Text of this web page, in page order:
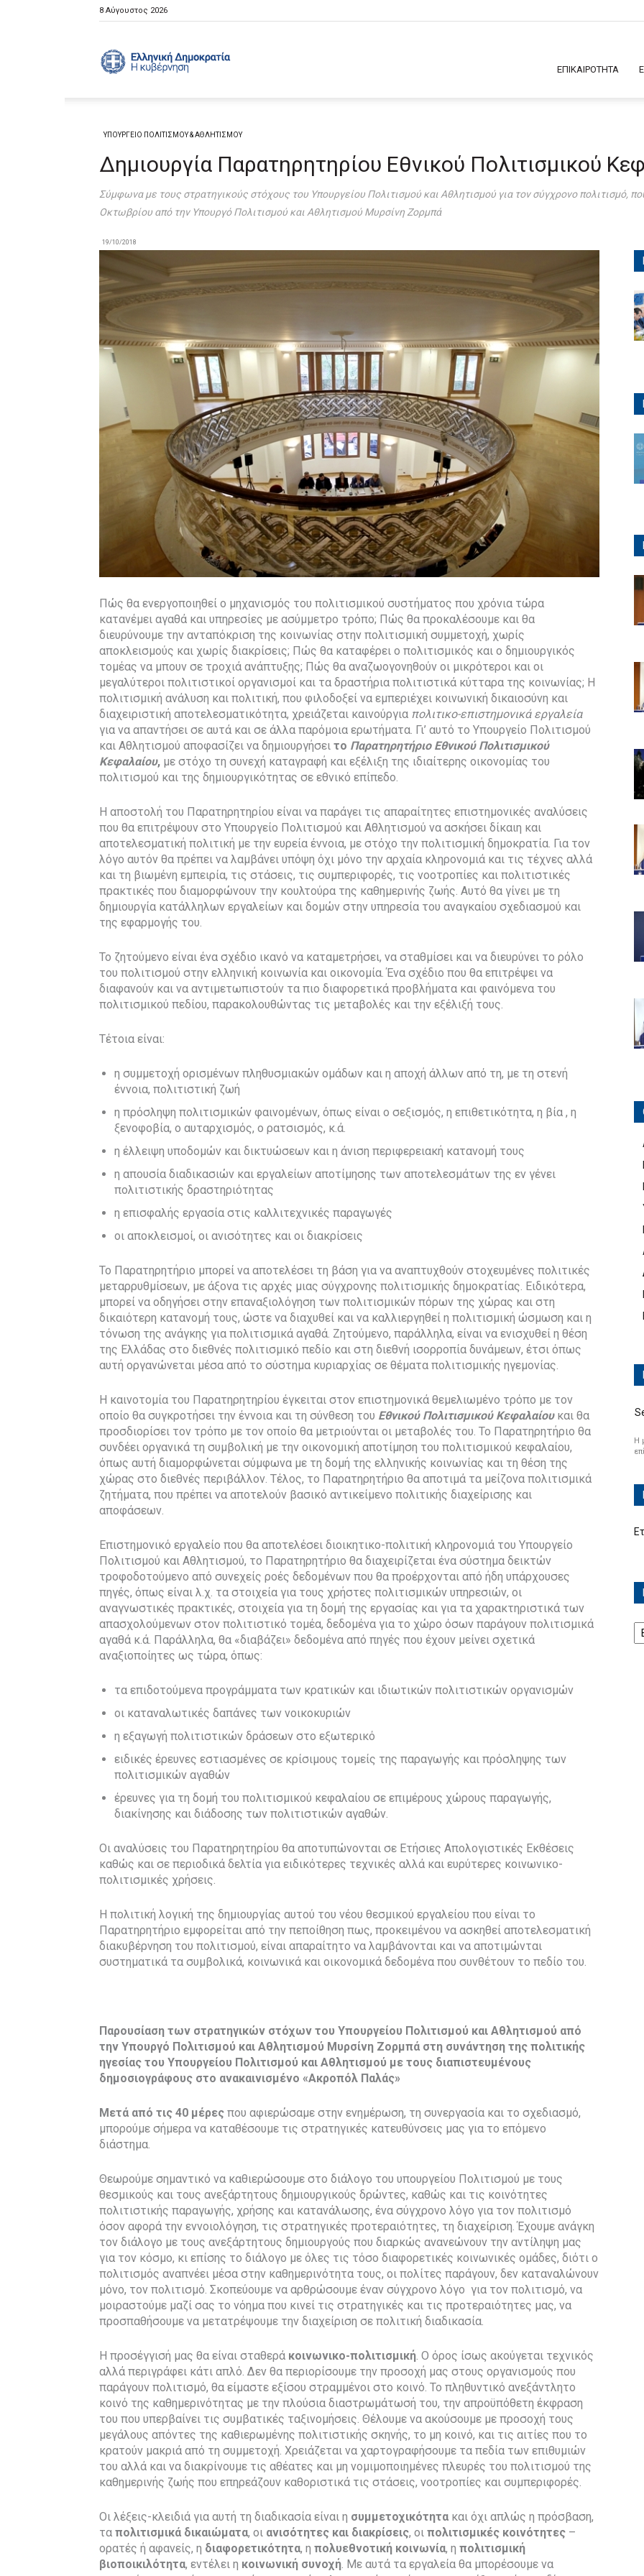
8 Αύγουστος 2026
Κυβέρνηση
ΕΠΙΚΑΙΡΟΤΗΤΑ
ΥΠΟΥΡΓΕΙΟ ΠΟΛΙΤΙΣΜΟΥ & ΑΘΛΗΤΙΣΜΟΥ
Δημιουργία Παρατηρητηρίου Εθνικού Πολιτισμικού
Σύμφωνα με τους στρατηγικούς στόχους του Υπουργείου Πολιτισμού και Αθλητισμού για τον σύγχρονο πολιτισμό,
Οκτωβρίου από την Υπουργό Πολιτισμού και Αθλητισμού Μυρσίνη Ζορμπά
19/10/2018
Πώς θα ενεργοποιηθεί ο μηχανισμός του πολιτισμικού συστήματος που χρόνια τώρα
κατανέμει αγαθά και υπηρεσίες με ασύμμετρο τρόπο; Πώς θα προκαλέσουμε και θα
διευρύνουμε την ανταπόκριση της κοινωνίας στην πολιτισμική συμμετοχή, χωρίς
αποκλεισμούς και χωρίς διακρίσεις; Πώς θα καταφέρει ο πολιτισμικός και ο δημιουργικός
τομέας να μπουν σε τροχιά ανάπτυξης; Πώς θα αναζωογονηθούν οι μικρότεροι και οι
μεγαλύτεροι πολιτιστικοί οργανισμοί και τα δραστήρια πολιτιστικά κύτταρα της κοινωνίας; Η
πολιτισμική ανάλυση και πολιτική, που φιλοδοξεί να εμπεριέχει κοινωνική δικαιοσύνη και
διαχειριστική αποτελεσματικότητα, χρειάζεται καινούργια πολιτικο-επιστημονικά εργαλεία
για να απαντήσει σε αυτά και σε άλλα παρόμοια ερωτήματα. Γι’ αυτό το Υπουργείο Πολιτισμού
και Αθλητισμού αποφασίζει να δημιουργήσει το Παρατηρητήριο Εθνικού Πολιτισμικού
Κεφαλαίου, με στόχο τη συνεχή καταγραφή και εξέλιξη της ιδιαίτερης οικονομίας του
πολιτισμού και της δημιουργικότητας σε εθνικό επίπεδο.
Η αποστολή του Παρατηρητηρίου είναι να παράγει τις απαραίτητες επιστημονικές αναλύσεις
που θα επιτρέψουν στο Υπουργείο Πολιτισμού και Αθλητισμού να ασκήσει δίκαιη και
αποτελεσματική πολιτική με την ευρεία έννοια, με στόχο την πολιτισμική δημοκρατία. Για τον
λόγο αυτόν θα πρέπει να λαμβάνει υπόψη όχι μόνο την αρχαία κληρονομιά και τις τέχνες αλλά
και τη βιωμένη εμπειρία, τις στάσεις, τις συμπεριφορές, τις νοοτροπίες και πολιτιστικές
πρακτικές που διαμορφώνουν την κουλτούρα της καθημερινής ζωής. Αυτό θα γίνει με τη
δημιουργία κατάλληλων εργαλείων και δομών στην υπηρεσία του αναγκαίου σχεδιασμού και
της εφαρμογής του.
Το ζητούμενο είναι ένα σχέδιο ικανό να καταμετρήσει, να σταθμίσει και να διευρύνει το ρόλο
του πολιτισμού στην ελληνική κοινωνία και οικονομία. Ένα σχέδιο που θα επιτρέψει να
διαφανούν και να αντιμετωπιστούν τα πιο διαφορετικά προβλήματα και φαινόμενα του
πολιτισμικού πεδίου, παρακολουθώντας τις μεταβολές και την εξέλιξή τους.
Τέτοια είναι:
η συμμετοχή ορισμένων πληθυσμιακών ομάδων και η αποχή άλλων από τη, με τη στενή
έννοια, πολιτιστική ζωή
η πρόσληψη πολιτισμικών φαινομένων, όπως είναι ο σεξισμός, η επιθετικότητα, η βία , η
ξενοφοβία, ο αυταρχισμός, ο ρατσισμός, κ.ά.
η έλλειψη υποδομών και δικτυώσεων και η άνιση περιφερειακή κατανομή τους
η απουσία διαδικασιών και εργαλείων αποτίμησης των αποτελεσμάτων της εν γένει
πολιτιστικής δραστηριότητας
η επισφαλής εργασία στις καλλιτεχνικές παραγωγές
οι αποκλεισμοί, οι ανισότητες και οι διακρίσεις
Το Παρατηρητήριο μπορεί να αποτελέσει τη βάση για να αναπτυχθούν στοχευμένες πολιτικές
μεταρρυθμίσεων, με άξονα τις αρχές μιας σύγχρονης πολιτισμικής δημοκρατίας. Ειδικότερα,
μπορεί να οδηγήσει στην επαναξιολόγηση των πολιτισμικών πόρων της χώρας και στη
δικαιότερη κατανομή τους, ώστε να διαχυθεί και να καλλιεργηθεί η πολιτισμική ώσμωση και η
τόνωση της ανάγκης για πολιτισμικά αγαθά. Ζητούμενο, παράλληλα, είναι να ενισχυθεί η θέση
της Ελλάδας στο διεθνές πολιτισμικό πεδίο και στη διεθνή ισορροπία δυνάμεων, έτσι όπως
αυτή οργανώνεται μέσα από το σύστημα κυριαρχίας σε θέματα πολιτισμικής ηγεμονίας.
Η καινοτομία του Παρατηρητηρίου έγκειται στον επιστημονικά θεμελιωμένο τρόπο με τον
οποίο θα συγκροτήσει την έννοια και τη σύνθεση του Εθνικού Πολιτισμικού Κεφαλαίουκαι θα
προσδιορίσει τον τρόπο με τον οποίο θα μετριούνται οι μεταβολές του. Το Παρατηρητήριο θα
συνδέει οργανικά τη συμβολική με την οικονομική αποτίμηση του πολιτισμικού κεφαλαίου,
όπως αυτή διαμορφώνεται σύμφωνα με τη δομή της ελληνικής κοινωνίας και τη θέση της
χώρας στο διεθνές περιβάλλον. Τέλος, το Παρατηρητήριο θα αποτιμά τα μείζονα πολιτισμικά
ζητήματα, που πρέπει να αποτελούν βασικό αντικείμενο πολιτικής διαχείρισης και
αποφάσεων.
Επιστημονικό εργαλείο που θα αποτελέσει διοικητικο-πολιτική κληρονομιά του Υπουργείο
Πολιτισμού και Αθλητισμού, το Παρατηρητήριο θα διαχειρίζεται ένα σύστημα δεικτών
τροφοδοτούμενο από συνεχείς ροές δεδομένων που θα προέρχονται από ήδη υπάρχουσες
πηγές, όπως είναι λ.χ. τα στοιχεία για τους χρήστες πολιτισμικών υπηρεσιών, οι
αναγνωστικές πρακτικές, στοιχεία για τη δομή της εργασίας και για τα χαρακτηριστικά των
απασχολούμενων στον πολιτιστικό τομέα, δεδομένα για το χώρο όσων παράγουν πολιτισμικά
αγαθά κ.ά. Παράλληλα, θα «διαβάζει» δεδομένα από πηγές που έχουν μείνει σχετικά
αναξιοποίητες ως τώρα, όπως:
τα επιδοτούμενα προγράμματα των κρατικών και ιδιωτικών πολιτιστικών οργανισμών
οι καταναλωτικές δαπάνες των νοικοκυριών
η εξαγωγή πολιτιστικών δράσεων στο εξωτερικό
ειδικές έρευνες εστιασμένες σε κρίσιμους τομείς της παραγωγής και πρόσληψης των
πολιτισμικών αγαθών
έρευνες για τη δομή του πολιτισμικού κεφαλαίου σε επιμέρους χώρους παραγωγής,
διακίνησης και διάδοσης των πολιτιστικών αγαθών.
Οι αναλύσεις του Παρατηρητηρίου θα αποτυπώνονται σε Ετήσιες Απολογιστικές Εκθέσεις
καθώς και σε περιοδικά δελτία για ειδικότερες τεχνικές αλλά και ευρύτερες κοινωνικο-
πολιτισμικές χρήσεις.
Η πολιτική λογική της δημιουργίας αυτού του νέου θεσμικού εργαλείου που είναι το
Παρατηρητήριο εμφορείται από την πεποίθηση πως, προκειμένου να ασκηθεί αποτελεσματική
διακυβέρνηση του πολιτισμού, είναι απαραίτητο να λαμβάνονται και να αποτιμώνται
συστηματικά τα συμβολικά, κοινωνικά και οικονομικά δεδομένα που συνθέτουν το πεδίο του.
Παρουσίαση των στρατηγικών στόχων του Υπουργείου Πολιτισμού και Αθλητισμού από
την Υπουργό Πολιτισμού και Αθλητισμού Μυρσίνη Ζορμπά στη συνάντηση της πολιτικής
ηγεσίας του Υπουργείου Πολιτισμού και Αθλητισμού με τους διαπιστευμένους
δημοσιογράφους στο ανακαινισμένο «Ακροπόλ Παλάς»
Μετά από τις 40 μέρες που αφιερώσαμε στην ενημέρωση, τη συνεργασία και το σχεδιασμό,
μπορούμε σήμερα να καταθέσουμε τις στρατηγικές κατευθύνσεις μας για το επόμενο
διάστημα.
Θεωρούμε σημαντικό να καθιερώσουμε στο διάλογο του υπουργείου Πολιτισμού με τους
θεσμικούς και τους ανεξάρτητους δημιουργικούς δρώντες, καθώς και τις κοινότητες
πολιτιστικής παραγωγής, χρήσης και κατανάλωσης, ένα σύγχρονο λόγο για τον πολιτισμό
όσον αφορά την εννοιολόγηση, τις στρατηγικές προτεραιότητες, τη διαχείριση. Έχουμε ανάγκη
τον διάλογο με τους ανεξάρτητους δημιουργούς που διαρκώς ανανεώνουν την αντίληψη μας
για τον κόσμο, κι επίσης το διάλογο με όλες τις τόσο διαφορετικές κοινωνικές ομάδες, διότι ο
πολιτισμός αναπνέει μέσα στην καθημερινότητα τους, οι πολίτες παράγουν, δεν καταναλώνουν
μόνο, τον πολιτισμό. Σκοπεύουμε να αρθρώσουμε έναν σύγχρονο λόγο για τον πολιτισμό, να
μοιραστούμε μαζί σας το νόημα που κινεί τις στρατηγικές και τις προτεραιότητες μας, να
προσπαθήσουμε να μετατρέψουμε την διαχείριση σε πολιτική διαδικασία.
Η προσέγγισή μας θα είναι σταθερά κοινωνικο-πολιτισμική. Ο όρος ίσως ακούγεται τεχνικός
αλλά περιγράφει κάτι απλό. Δεν θα περιορίσουμε την προσοχή μας στους οργανισμούς που
παράγουν πολιτισμό, θα είμαστε εξίσου στραμμένοι στο κοινό. Το πληθυντικό ανεξάντλητο
κοινό της καθημερινότητας με την πλούσια διαστρωμάτωσή του, την απροϋπόθετη έκφραση
του που υπερβαίνει τις συμβατικές ταξινομήσεις. Θέλουμε να ακούσουμε με προσοχή τους
μεγάλους απόντες της καθιερωμένης πολιτιστικής σκηνής, το μη κοινό, και τις αιτίες που το
κρατούν μακριά από τη συμμετοχή. Χρειάζεται να χαρτογραφήσουμε τα πεδία των επιθυμιών
του αλλά και να διακρίνουμε τις αθέατες και μη νομιμοποιημένες πλευρές του πολιτισμού της
καθημερινής ζωής που επηρεάζουν καθοριστικά τις στάσεις, νοοτροπίες και συμπεριφορές.
Οι λέξεις-κλειδιά για αυτή τη διαδικασία είναι η συμμετοχικότητα και όχι απλώς η πρόσβαση,
τα πολιτισμικά δικαιώματα, οι ανισότητες και διακρίσεις, οι πολιτισμικές κοινότητες –
ορατές ή αφανείς, η διαφορετικότητα, η πολυεθνοτική κοινωνία, η πολιτισμική
βιοποικιλότητα, εντέλει η κοινωνική συνοχή. Με αυτά τα εργαλεία θα μπορέσουμε να
Η